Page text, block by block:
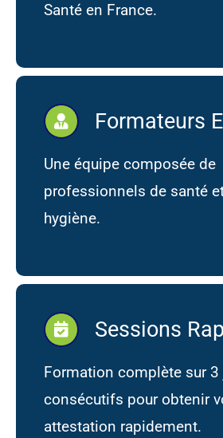
Santé en France.
Formateurs
Une équipe composée de
professionnels de santé
hygiène.
Sessions
Formation complète sur 3
consécutifs pour obtenir
attestation rapidement.